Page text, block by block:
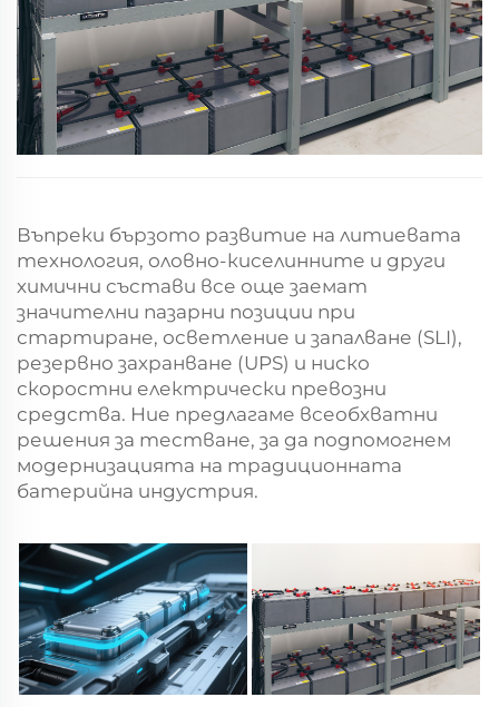
Въпреки бързото развитие на литиевата
технология, оловно-киселинните и други
химични състави все още заемат
значителни пазарни позиции при
стартиране, осветление и запалване (SLI),
резервно захранване (UPS) и ниско
скоростни електрически превозни
средства. Ние предлагаме всеобхватни
решения за тестване, за да подпомогнем
модернизацията на традиционната
батерийна индустрия.